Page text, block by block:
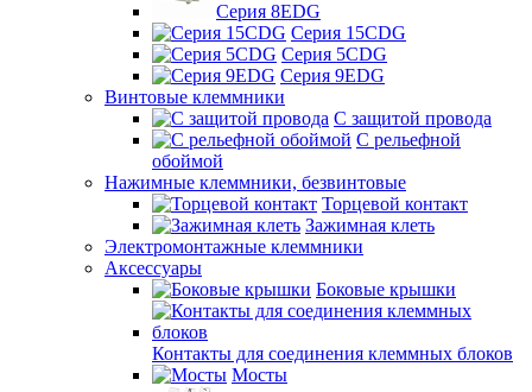
Серия 8EDG
Серия 15CDG
Серия 5CDG
Серия 9EDG
Винтовые клеммники
С защитой провода
C рельефной
обоймой
Нажимные клеммники, безвинтовые
Торцевой контакт
Зажимная клеть
Электромонтажные клеммники
Аксессуары
Боковые крышки
Контакты для соединения клеммных блоков
Мосты